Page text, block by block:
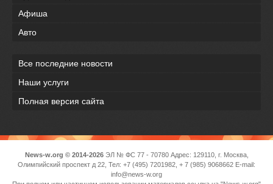
Афиша
Авто
Все последние новости
Наши услуги
Полная версия сайта
News-w.org © 2014-2026ЭЛ № ФС 77 - 70780 Адрес: 129110, г. Москва,
Олимпийский проспект д 22, Тел: +7 (495) 7201982, + 7 (985) 9068662 E-mail:
info@news-w.org